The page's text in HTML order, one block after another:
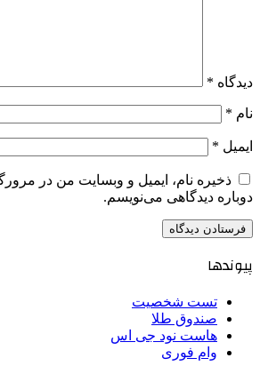
دیدگاه *
نام *
ایمیل *
ذخیره نام، ایمیل و وبسایت من در
دوباره دیدگاهی می‌نویسم.
پیوندها
تست شخصیت
صندوق طلا
هاست نود جی اس
وام فوری